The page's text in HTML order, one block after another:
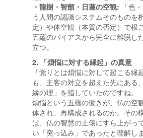
・龍樹・智顗・日蓮の空観:
「色
う人間の認識システムそのものを
定）や体空観（本質の否定）で根
五蘊のバイアスから完全に離脱し
立つ。
2. 「煩悩に対する縁起」の真意
「覚りとは煩悩に対して起こる
も、主客の対立を超えた先にある
縁の理」を指していたのですね。
煩悩という五蘊の働きが、仏の空
体され、再構成されるのか。その
は、仏の智慧の土俵にすら上がっ
い「突っ込み」であったと理解し